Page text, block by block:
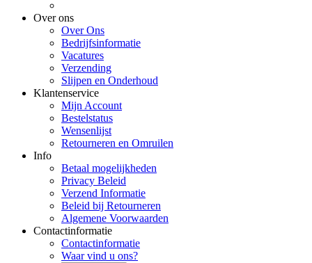
Over ons
Over Ons
Bedrijfsinformatie
Vacatures
Verzending
Slijpen en Onderhoud
Klantenservice
Mijn Account
Bestelstatus
Wensenlijst
Retourneren en Omruilen
Info
Betaal mogelijkheden
Privacy Beleid
Verzend Informatie
Beleid bij Retourneren
Algemene Voorwaarden
Contactinformatie
Contactinformatie
Waar vind u ons?